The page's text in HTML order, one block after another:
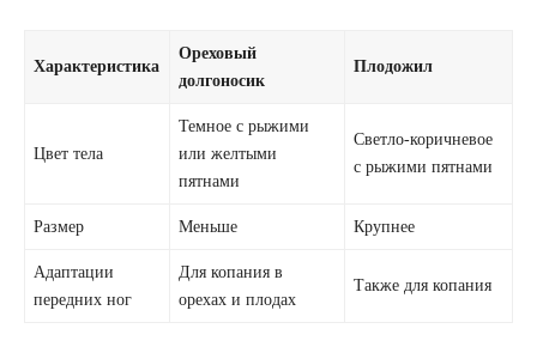
Характеристика
Ореховый
долгоносик
Плодожил
Цвет тела
Темное с рыжими
или желтыми
пятнами
Светло-коричневое
с рыжими пятнами
Размер Меньше Крупнее
Адаптации
передних ног
Для копания в
орехах и плодах
Также для копания